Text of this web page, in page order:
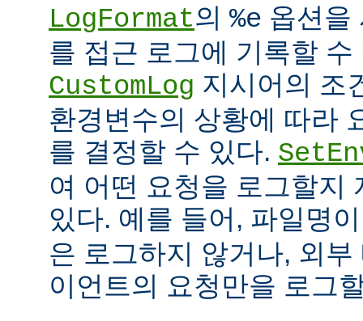
LogFormat의 %e 옵션을
를 접근 로그에 기록할 수
CustomLog 지시어의 조
환경변수의 상황에 따라
를 결정할 수 있다.
여 어떤 요청을 로그할지
있다. 예를 들어, 파일명
은 로그하지 않거나, 외
이언트의 요청만을 로그